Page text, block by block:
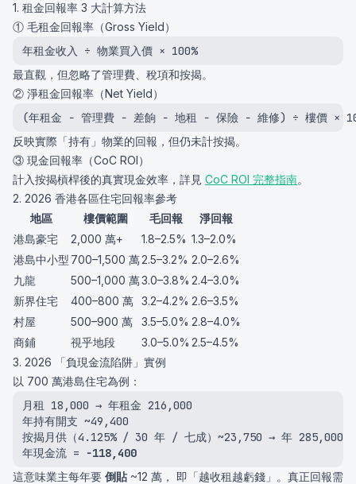
1. 租金回報率 3 大計算方法
① 毛租金回報率（Gross Yield）
年租金收入 ÷ 物業買入價 × 100%
最直觀，但忽略了管理費、稅項和按揭。
② 淨租金回報率（Net Yield）
(年租金 − 管理費 − 差餉 − 地租 − 保險 − 維修) ÷ 樓價 ×
反映實際「持有」物業的回報，但仍未計按揭。
③ 現金回報率（CoC ROI）
計入按揭槓桿後的真實現金效率，詳見 CoC ROI 完整指南。
2. 2026 香港各區住宅回報率參考
地區
樓價範圍 毛回報
淨回報
港島豪宅
2,000 萬+ 1.8–2.5% 1.3–2.0%
港島中小型 700–1,500 萬2.5–3.2% 2.0–2.6%
九龍
500–1,000 萬3.0–3.8% 2.4–3.0%
新界住宅
400–800 萬 3.2–4.2% 2.6–3.5%
村屋
500–900 萬 3.5–5.0% 2.8–4.0%
商鋪
視乎地段 3.0–5.0% 2.5–4.5%
3. 2026 「負現金流陷阱」實例
以 700 萬港島住宅為例：
月租 18,000 → 年租金 216,000
年持有開支 ~49,400
按揭月供（4.125% / 30 年 / 七成）~23,750 → 年 285,000
年現金流 =
−118,400
這意味業主每年要 倒貼~12 萬， 即「越收租越虧錢」。真正回報需